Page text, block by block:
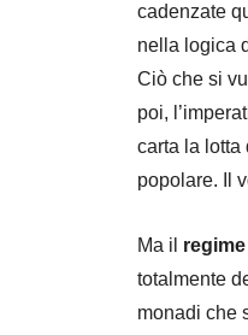
cadenzate
nella logica
Ciò che si
poi,
carta la lotta
popolare. Il
Ma il
totalmente
monadi che